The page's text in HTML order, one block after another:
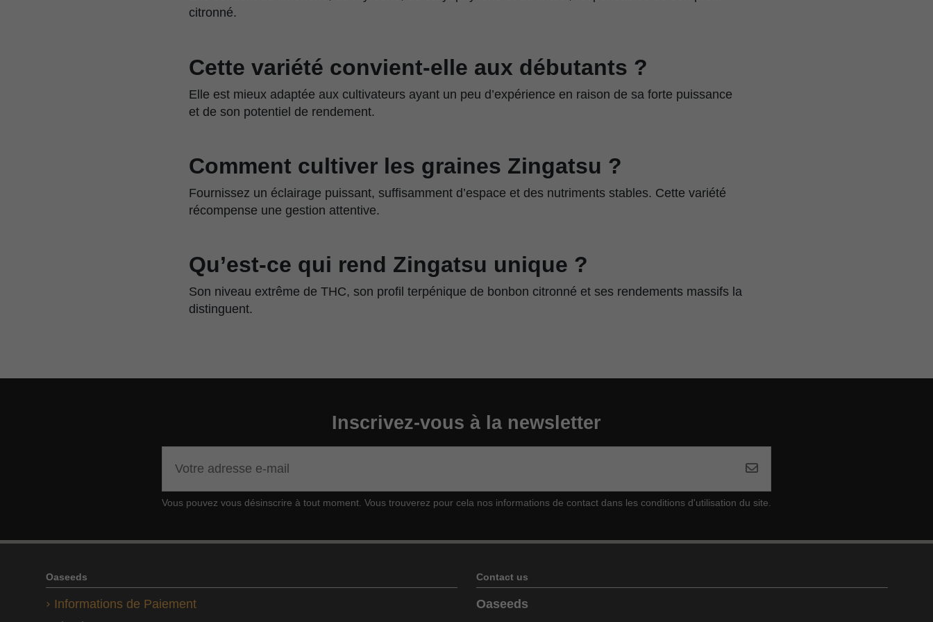
citronné.
Cette variété convient-elle aux débutants ?
Elle est mieux adaptée aux cultivateurs ayant un peu d’expérience en raison de sa forte puissance
et de son potentiel de rendement.
Comment cultiver les graines Zingatsu ?
Fournissez un éclairage puissant, suffisamment d’espace et des nutriments stables. Cette variété
récompense une gestion attentive.
Qu’est-ce qui rend Zingatsu unique ?
Son niveau extrême de THC, son profil terpénique de bonbon citronné et ses rendements massifs la
distinguent.
Inscrivez-vous à la newsletter
Vous pouvez vous désinscrire à tout moment. Vous trouverez pour cela nos informations de contact dans les conditions d'utilisation du site.
Oaseeds
Informations de Paiement
Contact us
Oaseeds